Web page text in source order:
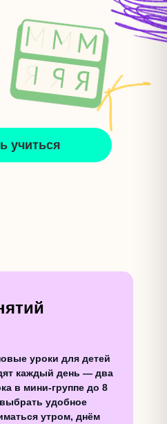
учиться
уроки для детей
каждый день — два
в мини-группе до 8
удобное
утром, днём